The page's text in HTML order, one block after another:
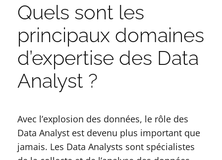
Quels sont les
principaux domaines
d’expertise des Data
Analyst ?
Avec l’explosion des données, le rôle des
Data Analyst est devenu plus important que
jamais. Les Data Analysts sont spécialistes